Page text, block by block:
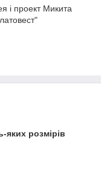
і проект Микита
розмірів